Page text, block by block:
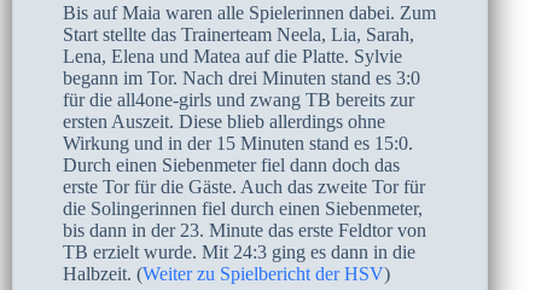
Bis auf Maia waren alle Spielerinnen dabei. Zum
Start stellte das Trainerteam Neela, Lia, Sarah,
Lena, Elena und Matea auf die Platte. Sylvie
begann im Tor. Nach drei Minuten stand es 3:0
für die all4one-girls und zwang TB bereits zur
ersten Auszeit. Diese blieb allerdings ohne
Wirkung und in der 15 Minuten stand es 15:0.
Durch einen Siebenmeter fiel dann doch das
erste Tor für die Gäste. Auch das zweite Tor für
die Solingerinnen fiel durch einen Siebenmeter,
bis dann in der 23. Minute das erste Feldtor von
TB erzielt wurde. Mit 24:3 ging es dann in die
Halbzeit. (Weiter zu Spielbericht der HSV)